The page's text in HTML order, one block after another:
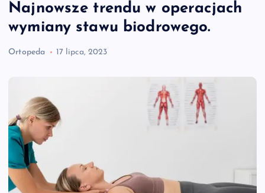
Najnowsze trendu w operacjach
wymiany stawu biodrowego.
Ortopeda 17 lipca, 2023